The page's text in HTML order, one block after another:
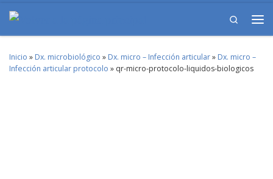
Skip to content
Search
Inicio » Dx. microbiológico » Dx. micro – Infección articular» Dx. micro –
Infección articular protocolo » qr-micro-protocolo-liquidos-biologicos